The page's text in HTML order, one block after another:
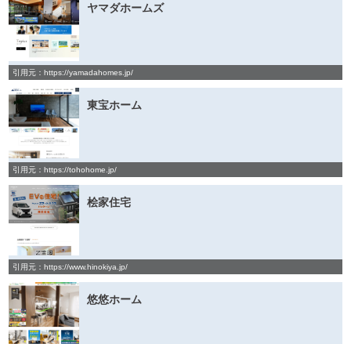
ヤマダホームズ
引用元：https://yamadahomes.jp/
東宝ホーム
引用元：https://tohohome.jp/
桧家住宅
引用元：https://www.hinokiya.jp/
悠悠ホーム